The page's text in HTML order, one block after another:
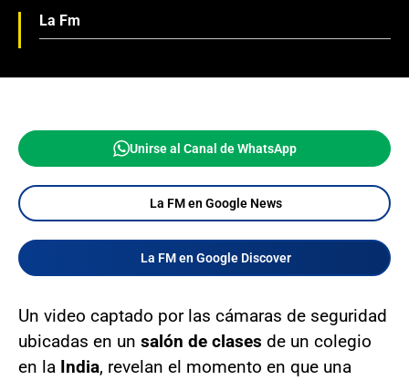
La Fm
Unirse al Canal de WhatsApp
La FM en Google News
La FM en Google Discover
Un video captado por las cámaras de seguridad
ubicadas en un salón de clases de un colegio
en la India, revelan el momento en que una